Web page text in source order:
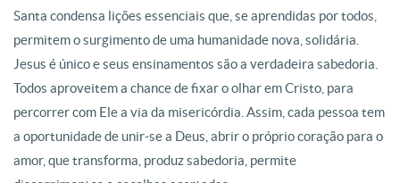
Santa condensa lições essenciais que, se aprendidas por todos,
permitem o surgimento de uma humanidade nova, solidária.
Jesus é único e seus ensinamentos são a verdadeira sabedoria.
Todos aproveitem a chance de fixar o olhar em Cristo, para
percorrer com Ele a via da misericórdia. Assim, cada pessoa tem
a oportunidade de unir-se a Deus, abrir o próprio coração para o
amor, que transforma, produz sabedoria, permite